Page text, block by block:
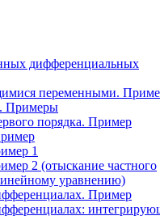
дифференциальных
переменными.
Примеры
порядка. Пример
1
2 (отыскание частного
уравнению)
Пример